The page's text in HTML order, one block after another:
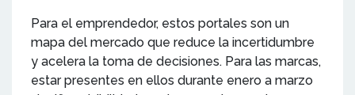
Para el emprendedor, estos portales son un
mapa del mercado que reduce la incertidumbre
y acelera la toma de decisiones. Para las marcas,
estar presentes en ellos durante enero a marzo